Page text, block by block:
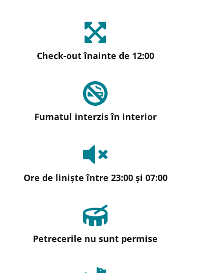
Check-out înainte de 12:00
Fumatul interzis în interior
Ore de liniște între 23:00 și 07:00
Petrecerile nu sunt permise